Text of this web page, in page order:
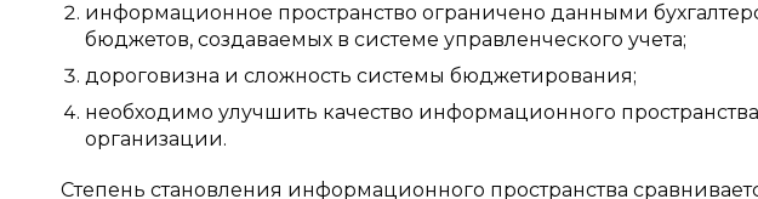
информационное пространство ограничено данными
бюджетов, создаваемых в системе управленческого учета;
дороговизна и сложность системы бюджетирования;
необходимо улучшить качество информационного
организации.
Степень становления информационного пространства